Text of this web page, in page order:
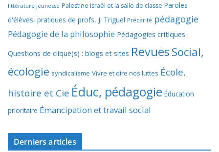
littérature jeunesse Palestine Israël et la salle de classe Paroles
d'élèves, pratiques de profs, J. Triguel Précarité pédagogie
Pédagogie de la philosophie Pédagogies critiques
Questions de clique(s) : blogs et sites RevuesSocial,
écologie syndicalisme Vivre et dire nos luttes École,
histoire et Cie Éduc, pédagogie Éducation
prioritaire Émancipation et travail social
Derniers articles